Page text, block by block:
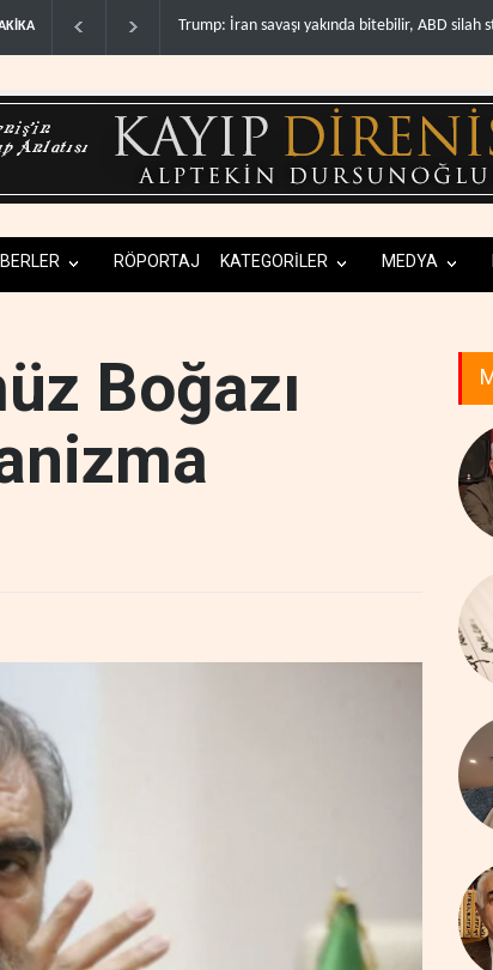
ABD silah stoklar�.. Gazze'nin yeniden inşası yerine askeri üs
RÖPORTAJ KATEGORİLER MEDYA
Boğazı